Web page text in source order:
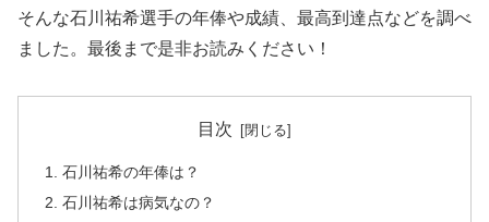
そんな石川祐希選手の年俸や成績、最高到達点などを調べ
ました。最後まで是非お読みください！
目次
石川祐希の年俸は？
石川祐希は病気なの？